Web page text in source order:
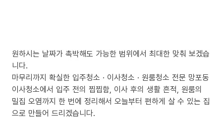
원하시는 날짜가 촉박해도 가능한 범위에서 최대한 맞춰 보겠습
니다.
마무리까지 확실한 입주청소 · 이사청소 · 원룸청소 전문 망포동
이사청소에서 입주 전의 찝찝함, 이사 후의 생활 흔적, 원룸의
밀집 오염까지 한 번에 정리해서 오늘부터 편하게 살 수 있는 집
으로 만들어 드리겠습니다.